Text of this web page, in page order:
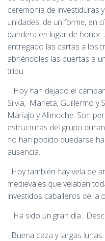
ceremonia de investiduras
unidades, de uniforme, en
bandera en lugar de
entregado las cartas a los
abriéndoles las puertas a
tribu.
Hoy han dejado el
Silvia, Marieta, Guillermo y
Mariajo y Alimoche. Son
estructuras del grupo
no han podido quedarse
ausencia.
Hoy también hay vela de
medievales que velaban
investidos caballeros de la
Ha sido un gran día .
Buena caza y largas lunas.